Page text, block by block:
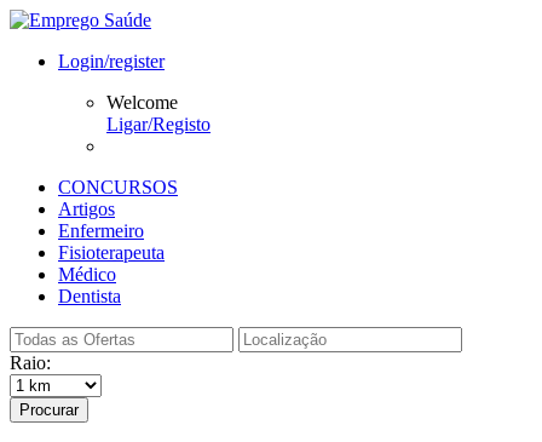
Login/register
Welcome
Ligar/Registo
CONCURSOS
Artigos
Enfermeiro
Fisioterapeuta
Médico
Dentista
Raio:
Procurar